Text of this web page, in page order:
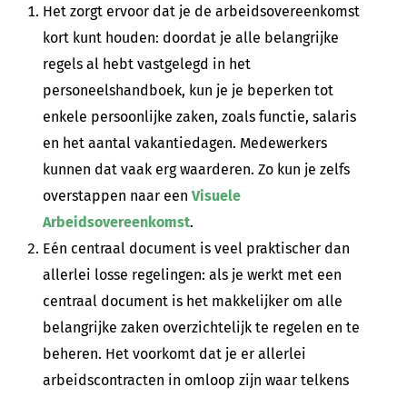
Het zorgt ervoor dat je de arbeidsovereenkomst
kort kunt houden: doordat je alle belangrijke
regels al hebt vastgelegd in het
personeelshandboek, kun je je beperken tot
enkele persoonlijke zaken, zoals functie, salaris
en het aantal vakantiedagen. Medewerkers
kunnen dat vaak erg waarderen. Zo kun je zelfs
overstappen naar een Visuele
Arbeidsovereenkomst.
Eén centraal document is veel praktischer dan
allerlei losse regelingen: als je werkt met een
centraal document is het makkelijker om alle
belangrijke zaken overzichtelijk te regelen en te
beheren. Het voorkomt dat je er allerlei
arbeidscontracten in omloop zijn waar telkens